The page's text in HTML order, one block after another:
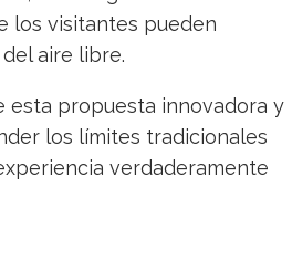
los visitantes pueden
aire libre.
esta propuesta innovadora y
los límites tradicionales
verdaderamente